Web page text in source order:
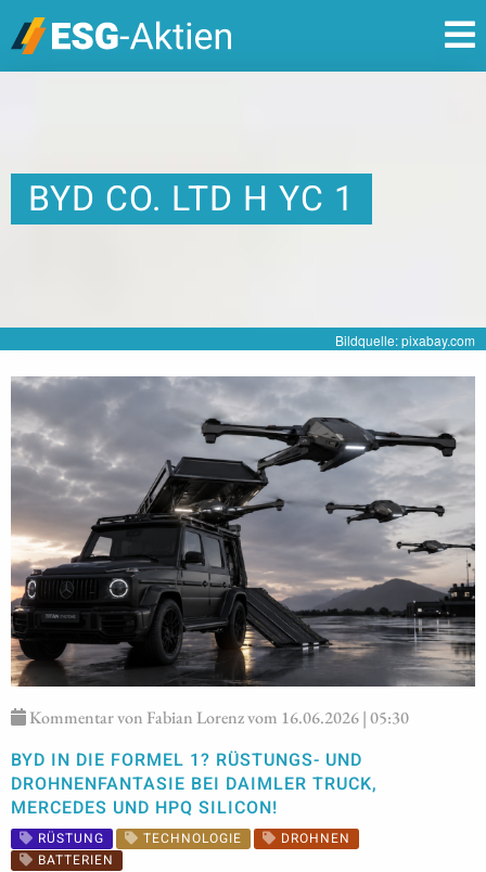
BYD CO. LTD H YC 1
Bildquelle: pixabay.com
Kommentar von Fabian Lorenz vom 16.06.2026 | 05:30
BYD IN DIE FORMEL 1? RÜSTUNGS- UND
DROHNENFANTASIE BEI DAIMLER TRUCK,
MERCEDES UND HPQ SILICON!
RÜSTUNG TECHNOLOGIE
DROHNEN
BATTERIEN